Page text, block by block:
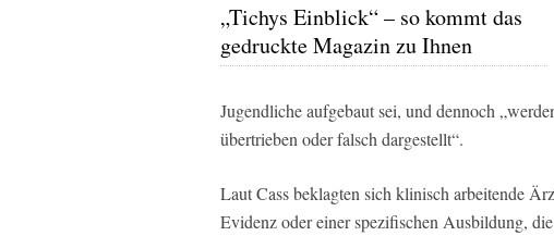
„Tichys Einblick“ – so kommt das
gedruckte Magazin zu Ihnen
Jugendliche aufgebaut sei, und dennoch
übertrieben oder falsch dargestellt“.
Laut Cass beklagten sich klinisch arbeitende
Evidenz oder einer spezifischen Ausbildung,